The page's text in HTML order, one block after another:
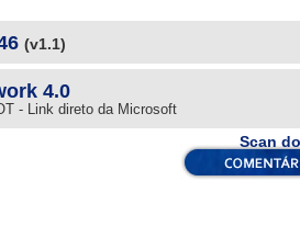
(v1.1)
4.0
- Link direto da Microsoft
Scan